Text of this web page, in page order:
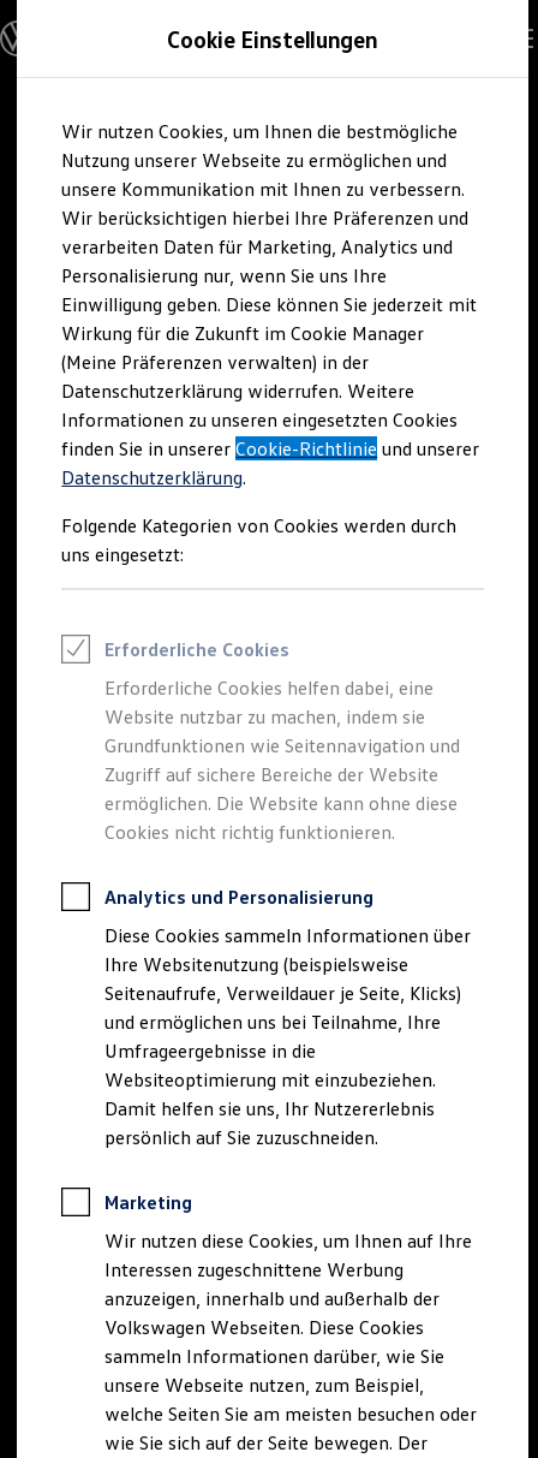
Hauptinhalt
springen
Footer
springen
Modelle und Konfigurator
Konfigurator
Modelle vergleichen
Elektroautos
ENERGY Sondermodelle
Nutzfahrzeuge
SUV und CUV
Familienautos
Kombis
Kompaktwagen
Sportwagen
Schnell verfügbare Fahrzeuge
Angebote und Produkte
Aktuelle Angebote
E-Auto-Förderung
Volkswagen Marktplatz
Die ENERGY Sondermodelle
Junge Gebrauchtwagen und Gebrauchtwagen
Volkswagen Zertifizierte Gebrauchtwagen
Elektromobilität bei Gebrauchtwagen
Saisonangebote
Reifenpakete
Leasing
Leasing-Angebote
Elektroauto Leasing
Kleinwagen-Leasing
Leasing ohne Anzahlung
Finanzierung
Autokredit mit Schlussrate
Versicherungen und Garantien
Kfz-Versicherung
Restschuldversicherungen
Garantien
Professional Class bei Volkswagen
Behörden
Direktkunden
Sonderfahrzeuge
Anpfiff zum Gewinn
Elektromobilität
Elektroautos
ID. Tutorials
Elektrofahrzeugkonzepte
ID. EVERY1
Reichweite
Rekuperation
Laden unterwegs
Laden Zuhause
Ladestationen finden
Ladezeitensimulator
Batterie
Sicherheit
Nachhaltigkeit
Technologie
Kosten und Kauf
Cookie Einstellungen
Wir nutzen Cookies, um Ihnen die bestmögliche
Nutzung unserer Webseite zu ermöglichen und
unsere Kommunikation mit Ihnen zu verbessern.
Wir berücksichtigen hierbei Ihre Präferenzen und
verarbeiten Daten für Marketing, Analytics und
Personalisierung nur, wenn Sie uns Ihre
Einwilligung geben. Diese können Sie jederzeit mit
Wirkung für die Zukunft im Cookie Manager
(Meine Präferenzen verwalten) in der
Datenschutzerklärung widerrufen. Weitere
Informationen zu unseren eingesetzten Cookies
finden Sie in unsererCookie-Richtlinie und unserer
Datenschutzerklärung.
Folgende Kategorien von Cookies werden durch
uns eingesetzt:
Erforderliche Cookies
Erforderliche Cookies helfen dabei, eine
Website nutzbar zu machen, indem sie
Grundfunktionen wie Seitennavigation und
Zugriff auf sichere Bereiche der Website
ermöglichen. Die Website kann ohne diese
Cookies nicht richtig funktionieren.
Analytics und Personalisierung
Diese Cookies sammeln Informationen über
Ihre Websitenutzung (beispielsweise
Seitenaufrufe, Verweildauer je Seite, Klicks)
und ermöglichen uns bei Teilnahme, Ihre
Umfrageergebnisse in die
Websiteoptimierung mit einzubeziehen.
Damit helfen sie uns, Ihr Nutzererlebnis
persönlich auf Sie zuzuschneiden.
Marketing
Wir nutzen diese Cookies, um Ihnen auf Ihre
Interessen zugeschnittene Werbung
anzuzeigen, innerhalb und außerhalb der
Volkswagen Webseiten. Diese Cookies
sammeln Informationen darüber, wie Sie
unsere Webseite nutzen, zum Beispiel,
welche Seiten Sie am meisten besuchen oder
wie Sie sich auf der Seite bewegen. Der